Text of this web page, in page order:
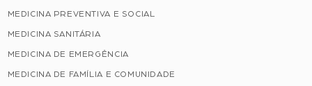
MEDICINA PREVENTIVA E SOCIAL
MEDICINA SANITÁRIA
MEDICINA DE EMERGÊNCIA
MEDICINA DE FAMÍLIA E COMUNIDADE